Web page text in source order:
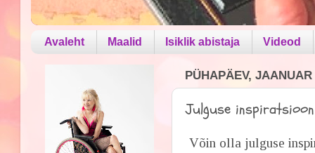
Avaleht Maalid Isiklik abistaja Videod
PÜHAPÄEV, JAANUAR
Julguse
Võin olla julguse